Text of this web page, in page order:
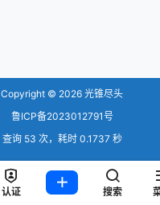
Copyright © 2026 光锥尽头
鲁ICP备2023012791号
查询 53 次，耗时 0.1737 秒
认证 搜索